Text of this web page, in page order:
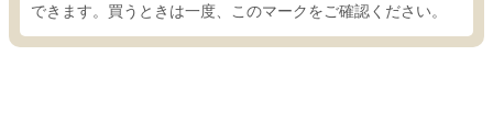
できます。買うときは一度、このマークをご確認ください。